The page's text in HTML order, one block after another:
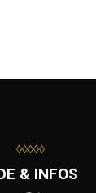
◊◊◊◊◊
& INFOS